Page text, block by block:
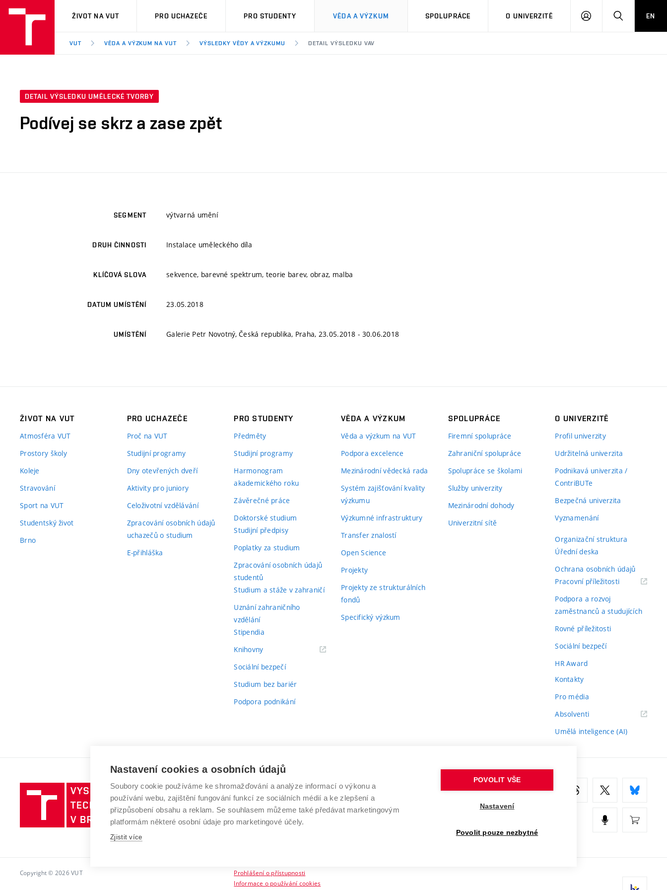
VUT
ŽIVOT NA VUT PRO UCHAZEČE PRO STUDENTY VĚDA A VÝZKUM SPOLUPRÁCE O UNIVERZITĚ
PŘIHLÁSIT HLEDATEN
VUT VĚDA A VÝZKUM NA VUT VÝSLEDKY VĚDY A VÝZKUMU DETAIL VÝSLEDKU VAV
DETAIL VÝSLEDKU UMĚLECKÉ TVORBY
Podívej se skrz a zase zpět
SEGMENT výtvarná umění
DRUH ČINNOSTI Instalace uměleckého díla
KLÍČOVÁ SLOVA sekvence, barevné spektrum, teorie barev, obraz, malba
DATUM UMÍSTĚNÍ 23.05.2018
UMÍSTĚNÍ Galerie Petr Novotný, Česká republika, Praha, 23.05.2018 - 30.06.2018
ŽIVOT NA VUT
Atmosféra VUT
Prostory školy
Koleje
Stravování
Sport na VUT
Studentský život
Brno
PRO UCHAZEČE
Proč na VUT
Studijní programy
Dny otevřených dveří
Aktivity pro juniory
Celoživotní vzdělávání
Zpracování osobních údajů
uchazečů o studium
E-přihláška
PRO STUDENTY
Předměty
Studijní programy
Harmonogram
akademického roku
Závěrečné práce
Doktorské studium
Studijní předpisy
Poplatky za studium
Zpracování osobních údajů
studentů
Studium a stáže v zahraničí
Uznání zahraničního
vzdělání
Stipendia
Knihovny(externí
Sociální bezpečí
Studium bez bariér
Podpora podnikání
VĚDA A VÝZKUM
Věda a výzkum na VUT
Podpora excelence
Mezinárodní vědecká rada
Systém zajišťování kvality
výzkumu
Výzkumné infrastruktury
Transfer znalostí
Open Science
Projekty
Projekty ze strukturálních
fondů
Specifický výzkum
SPOLUPRÁCE
Firemní spolupráce
Zahraniční spolupráce
Spolupráce se školami
Služby univerzity
Mezinárodní dohody
Univerzitní sítě
O UNIVERZITĚ
Profil univerzity
Udržitelná univerzita
Podnikavá univerzita /
ContriBUTe
Bezpečná univerzita
Vyznamenání
Organizační struktura
Úřední deska
Ochrana osobních údajů
Pracovní příležitosti(externí
Podpora a rozvoj
zaměstnanců a studujících
Rovné příležitosti
Sociální bezpečí
HR Award
Kontakty
Pro média
Absolventi(externí
Umělá inteligence (AI)
Vysoké
učení
technické
v
VYSOKÉ UČENÍ TECHNICKÉ V BRNĚ
Antonínská 548/1
602 00 Brno
www.vut.cz
Copyright © 2026 VUT
Prohlášení o přístupnosti
Informace o používání cookies
Nastavení cookies a osobních údajů
Soubory cookie používáme ke shromažďování a analýze informací o výkonu a
používání webu, zajištění fungování funkcí ze sociálních médií a ke zlepšení a
přizpůsobení obsahu a reklam. Se souhlasem můžeme také předávat marketingovým
platformám některé osobní údaje pro marketingové účely.
Zjistit více
POVOLIT VŠE
Nastavení
Povolit pouze nezbytné